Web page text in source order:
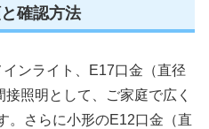
確認方法
ンライト、E17口金（直径
照明として、ご家庭で広く
。さらに小形のE12口金（直